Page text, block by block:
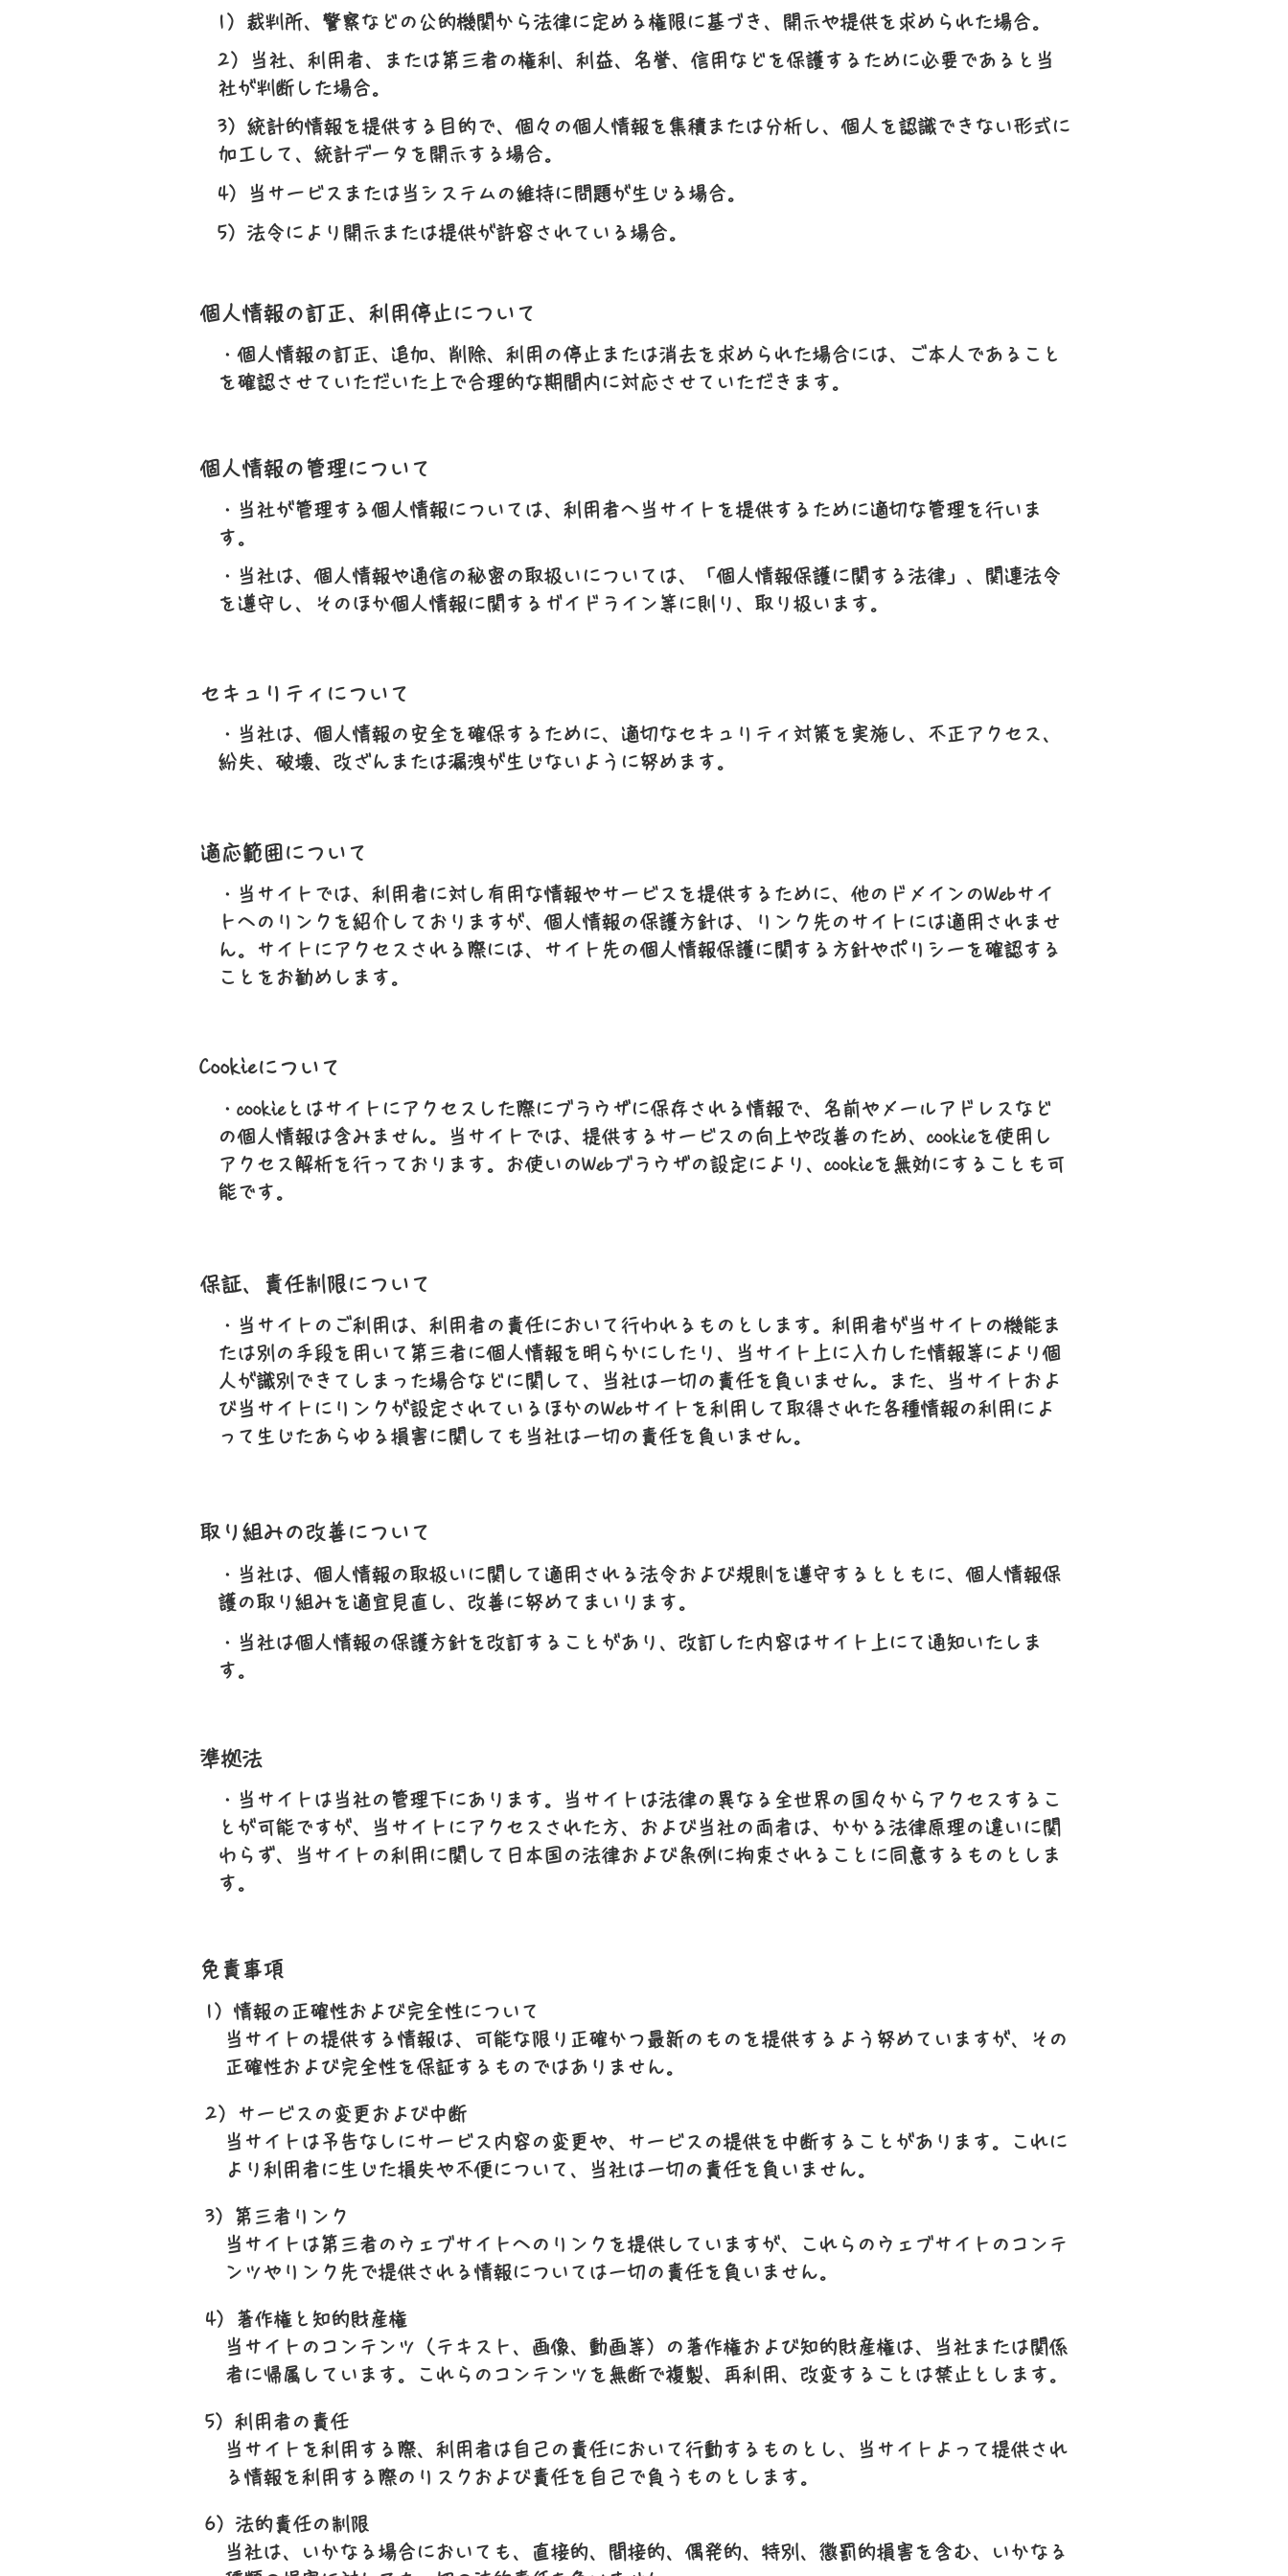
1）裁判所、警察などの公的機関から法律に定める権限に基づき、開示や提供を求められた場合。
2）当社、利用者、または第三者の権利、利益、名誉、信用などを保護するために必要であると当
社が判断した場合。
3）統計的情報を提供する目的で、個々の個人情報を集積または分析し、個人を認識できない形式に
加工して、統計データを開示する場合。
4）当サービスまたは当システムの維持に問題が生じる場合。
5）法令により開示または提供が許容されている場合。
個人情報の訂正、利用停止について
・個人情報の訂正、追加、削除、利用の停止または消去を求められた場合には、ご本人であること
を確認させていただいた上で合理的な期間内に対応させていただきます。
個人情報の管理について
・当社が管理する個人情報については、利用者へ当サイトを提供するために適切な管理を行いま
す。
・当社は、個人情報や通信の秘密の取扱いについては、「個人情報保護に関する法律」、関連法令
を遵守し、そのほか個人情報に関するガイドライン等に則り、取り扱います。
セキュリティについて
・当社は、個人情報の安全を確保するために、適切なセキュリティ対策を実施し、不正アクセス、
紛失、破壊、改ざんまたは漏洩が生じないように努めます。
適応範囲について
・当サイトでは、利用者に対し有用な情報やサービスを提供するために、他のドメインのWebサイ
トへのリンクを紹介しておりますが、個人情報の保護方針は、リンク先のサイトには適用されませ
ん。サイトにアクセスされる際には、サイト先の個人情報保護に関する方針やポリシーを確認する
ことをお勧めします。
Cookieについて
・cookieとはサイトにアクセスした際にブラウザに保存される情報で、名前やメールアドレスなど
の個人情報は含みません。当サイトでは、提供するサービスの向上や改善のため、cookieを使用し
アクセス解析を行っております。お使いのWebブラウザの設定により、cookieを無効にすることも可
能です。
保証、責任制限について
・当サイトのご利用は、利用者の責任において行われるものとします。利用者が当サイトの機能ま
たは別の手段を用いて第三者に個人情報を明らかにしたり、当サイト上に入力した情報等により個
人が識別できてしまった場合などに関して、当社は一切の責任を負いません。また、当サイトおよ
び当サイトにリンクが設定されているほかのWebサイトを利用して取得された各種情報の利用によ
って生じたあらゆる損害に関しても当社は一切の責任を負いません。
取り組みの改善について
・当社は、個人情報の取扱いに関して適用される法令および規則を遵守するとともに、個人情報保
護の取り組みを適宜見直し、改善に努めてまいります。
・当社は個人情報の保護方針を改訂することがあり、改訂した内容はサイト上にて通知いたしま
す。
準拠法
・当サイトは当社の管理下にあります。当サイトは法律の異なる全世界の国々からアクセスするこ
とが可能ですが、当サイトにアクセスされた方、および当社の両者は、かかる法律原理の違いに関
わらず、当サイトの利用に関して日本国の法律および条例に拘束されることに同意するものとしま
す。
免責事項
1）情報の正確性および完全性について
当サイトの提供する情報は、可能な限り正確かつ最新のものを提供するよう努めていますが、その
正確性および完全性を保証するものではありません。
2）サービスの変更および中断
当サイトは予告なしにサービス内容の変更や、サービスの提供を中断することがあります。これに
より利用者に生じた損失や不便について、当社は一切の責任を負いません。
3）第三者リンク
当サイトは第三者のウェブサイトへのリンクを提供していますが、これらのウェブサイトのコンテ
ンツやリンク先で提供される情報については一切の責任を負いません。
4）著作権と知的財産権
当サイトのコンテンツ（テキスト、画像、動画等）の著作権および知的財産権は、当社または関係
者に帰属しています。これらのコンテンツを無断で複製、再利用、改変することは禁止とします。
5）利用者の責任
当サイトを利用する際、利用者は自己の責任において行動するものとし、当サイトよって提供され
る情報を利用する際のリスクおよび責任を自己で負うものとします。
6）法的責任の制限
当社は、いかなる場合においても、直接的、間接的、偶発的、特別、懲罰的損害を含む、いかなる